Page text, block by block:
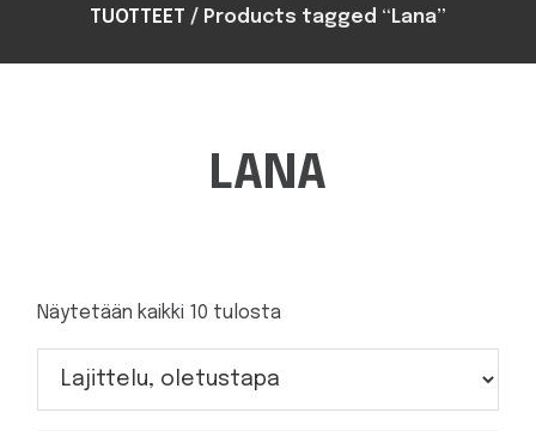
rakentamisen
ja
TUOTTEET / Products tagged “Lana”
LANA
Näytetään kaikki 10 tulosta